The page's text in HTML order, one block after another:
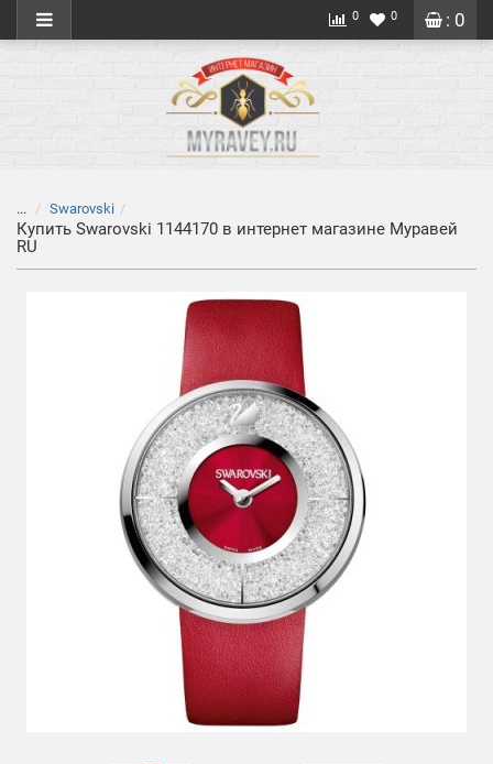
: 0
0 0
... Swarovski
Купить Swarovski 1144170 в интернет магазине Муравей
RU